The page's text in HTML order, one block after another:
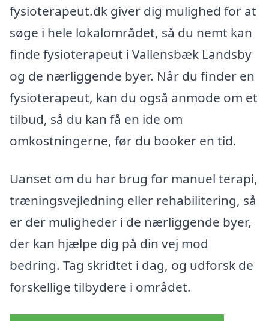
fysioterapeut.dk giver dig mulighed for at
søge i hele lokalområdet, så du nemt kan
finde fysioterapeut i Vallensbæk Landsby
og de nærliggende byer. Når du finder en
fysioterapeut, kan du også anmode om et
tilbud, så du kan få en ide om
omkostningerne, før du booker en tid.
Uanset om du har brug for manuel terapi,
træningsvejledning eller rehabilitering, så
er der muligheder i de nærliggende byer,
der kan hjælpe dig på din vej mod
bedring. Tag skridtet i dag, og udforsk de
forskellige tilbydere i området.